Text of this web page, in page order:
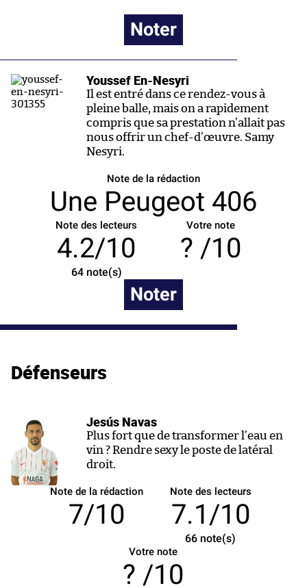
Noter
Youssef En-Nesyri
Il est entré dans ce rendez-vous à
pleine balle, mais on a rapidement
compris que sa prestation n’allait pas
nous offrir un chef-d’œuvre. Samy
Nesyri.
Note de la rédaction
Une Peugeot 406
Note des lecteurs
4.2/10
64note(s)
Votre note
/10
Noter
Défenseurs
Jesús Navas
Plus fort que de transformer l’eau en
vin ? Rendre sexy le poste de latéral
droit.
Note de la rédaction
7/10
Note des lecteurs
7.1/10
66 note(s)
Votre note
/10